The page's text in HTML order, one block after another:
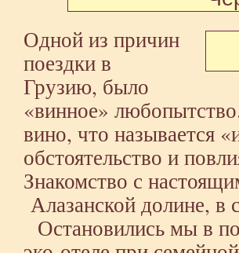
Одной из причин
поездки в
Грузию, было
«винное»
вино, что называется
обстоятельство и
Знакомство с
Алазанской долине, в
Остановились мы в